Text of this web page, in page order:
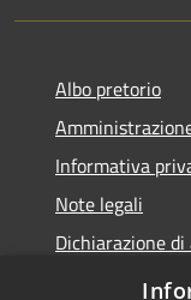
Albo pretorio
Informativa
Note legali
Dichiarazione
Meccanismo di